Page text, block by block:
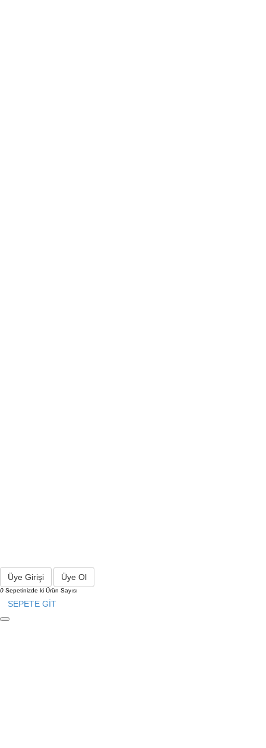
Üye Girişi Üye Ol
0 Sepetinizde ki Ürün Sayısı
SEPETE GİT